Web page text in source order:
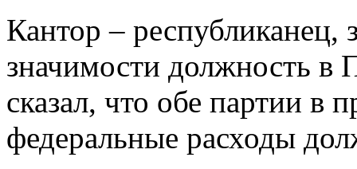
Кантор –
значимости должность в
сказал, что обе партии в
федеральные расходы